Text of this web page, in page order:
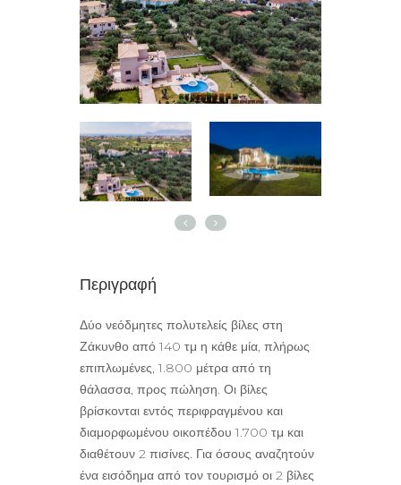
Περιγραφή
Δύο νεόδμητες πολυτελείς βίλες στη
Ζάκυνθο από 140 τμ η κάθε μία, πλήρως
επιπλωμένες, 1.800 μέτρα από τη
θάλασσα, προς πώληση. Οι βίλες
βρίσκονται εντός περιφραγμένου και
διαμορφωμένου οικοπέδου 1.700 τμ και
διαθέτουν 2 πισίνες. Για όσους αναζητούν
ένα εισόδημα από τον τουρισμό οι 2 βίλες